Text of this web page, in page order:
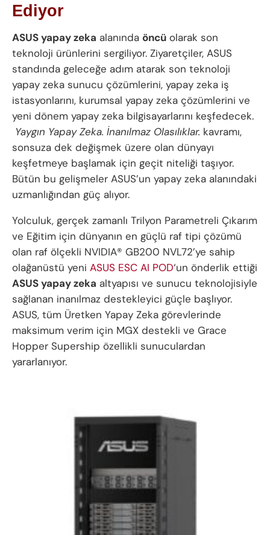
Ediyor
ASUS yapay zeka alanında öncü olarak son
teknoloji ürünlerini sergiliyor. Ziyaretçiler, ASUS
standında geleceğe adım atarak son teknoloji
yapay zeka sunucu çözümlerini, yapay zeka iş
istasyonlarını, kurumsal yapay zeka çözümlerini ve
yeni dönem yapay zeka bilgisayarlarını keşfedecek.
Yaygın Yapay Zeka. İnanılmaz Olasılıklar. kavramı,
sonsuza dek değişmek üzere olan dünyayı
keşfetmeye başlamak için geçit niteliği taşıyor.
Bütün bu gelişmeler ASUS’un yapay zeka alanındaki
uzmanlığından güç alıyor.
Yolculuk, gerçek zamanlı Trilyon Parametreli Çıkarım
ve Eğitim için dünyanın en güçlü raf tipi çözümü
olan raf ölçekli NVIDIA® GB200 NVL72’ye sahip
olağanüstü yeni ASUS ESC AI POD‘un önderlik ettiği
ASUS yapay zeka altyapısı ve sunucu teknolojisiyle
sağlanan inanılmaz destekleyici güçle başlıyor.
ASUS, tüm Üretken Yapay Zeka görevlerinde
maksimum verim için MGX destekli ve Grace
Hopper Supership özellikli sunuculardan
yararlanıyor.